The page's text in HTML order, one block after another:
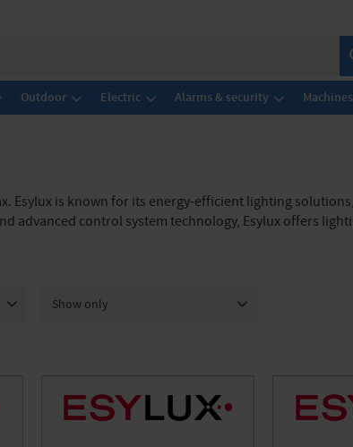
Outdoor Electric Alarms & security
Esylux is known for its energy-efficient lighting
advanced control system technology, Esylux offers
Show only